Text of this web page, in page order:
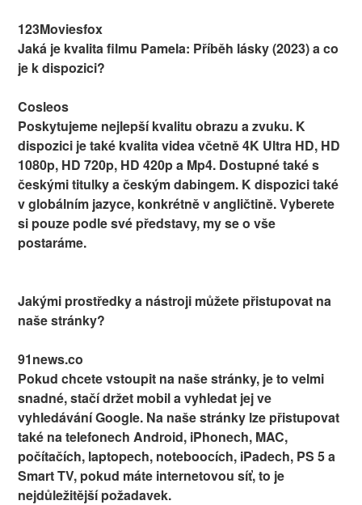
123Moviesfox
Jaká je kvalita filmu Pamela: Příběh lásky (2023) a co
je k dispozici?
Cosleos
Poskytujeme nejlepší kvalitu obrazu a zvuku. K
dispozici je také kvalita videa včetně 4K Ultra HD, HD
1080p, HD 720p, HD 420p a Mp4. Dostupné také s
českými titulky a českým dabingem. K dispozici také
v globálním jazyce, konkrétně v angličtině. Vyberete
si pouze podle své představy, my se o vše
postaráme.
Jakými prostředky a nástroji můžete přistupovat na
naše stránky?
91news.co
Pokud chcete vstoupit na naše stránky, je to velmi
snadné, stačí držet mobil a vyhledat jej ve
vyhledávání Google. Na naše stránky lze přistupovat
také na telefonech Android, iPhonech, MAC,
počítačích, laptopech, noteboocích, iPadech, PS 5 a
Smart TV, pokud máte internetovou síť, to je
nejdůležitější požadavek.